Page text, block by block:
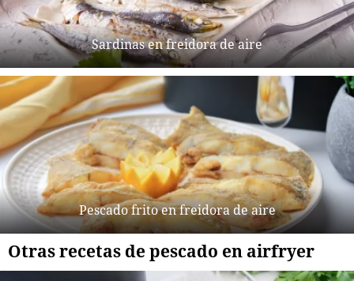
Sardinas en freidora de aire
Pescado frito en freidora de aire
Otras recetas de pescado en airfryer